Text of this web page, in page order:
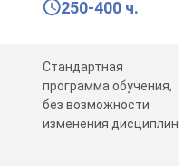
250-400 ч.
Стандартная
программа обучения,
без возможности
изменения дисциплин